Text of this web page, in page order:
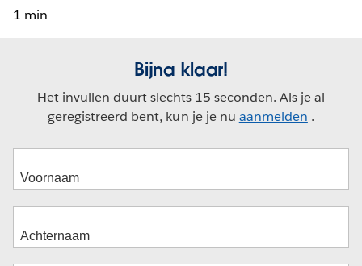
1 min
Bijna klaar!
Het invullen duurt slechts 15 seconden. Als je al
geregistreerd bent, kun je je nu aanmelden .